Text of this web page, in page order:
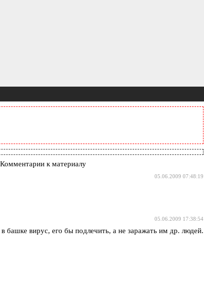
к материалу
05.06.2009 07:48:19
05.06.2009 17:38:54
башке вирус, его бы подлечить, а не заражать им др. людей.